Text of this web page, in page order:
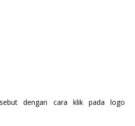
dengan cara klik pada logo